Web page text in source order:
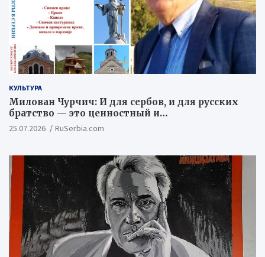
КУЛЬТУРА
Милован Чурчич: И для сербов, и для русских
братство — это ценностный и
цивилизационный концепт
25.07.2026 RuSerbia.com